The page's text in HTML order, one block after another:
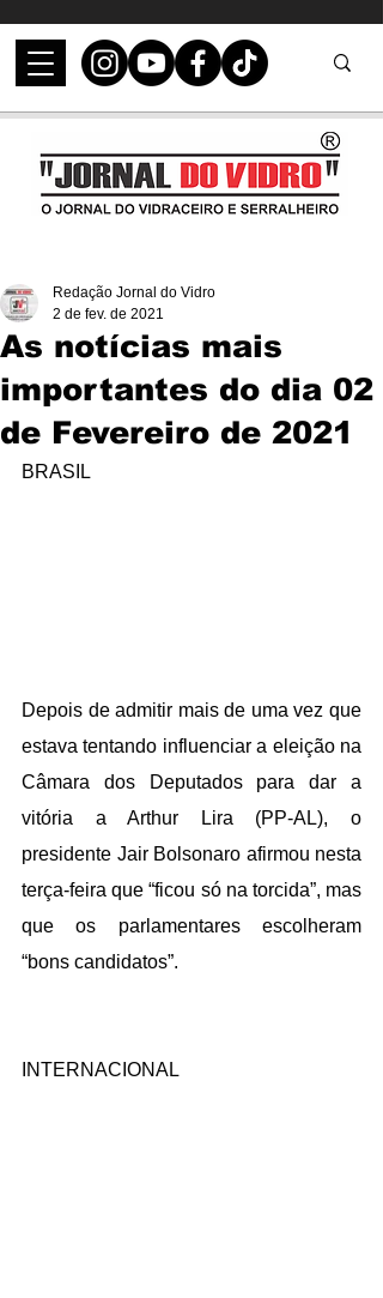
As notícias mais
importantes do dia 02
de Fevereiro de 2021
Redação Jornal do Vidro
2 de fev. de 2021
BRASIL
Depois de admitir mais de uma vez que
estava tentando influenciar a eleição na
Câmara dos Deputados para dar a
vitória a Arthur Lira (PP-AL), o
presidente Jair Bolsonaro afirmou nesta
terça-feira que “ficou só na torcida”, mas
que os parlamentares escolheram
“bons candidatos”.
INTERNACIONAL